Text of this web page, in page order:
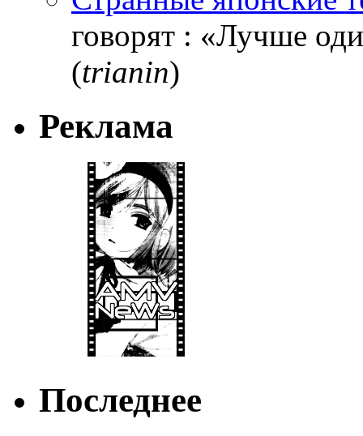
говорят : «Лучше
(trianin)
Реклама
Последнее